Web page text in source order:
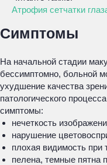
Атрофия сетчатки
Симптомы
На начальной стадии
бессимптомно, больной
ухудшение качества
патологического
симптомы:
нечеткость
нарушение
плохая видимость при
пелена, темные пятна